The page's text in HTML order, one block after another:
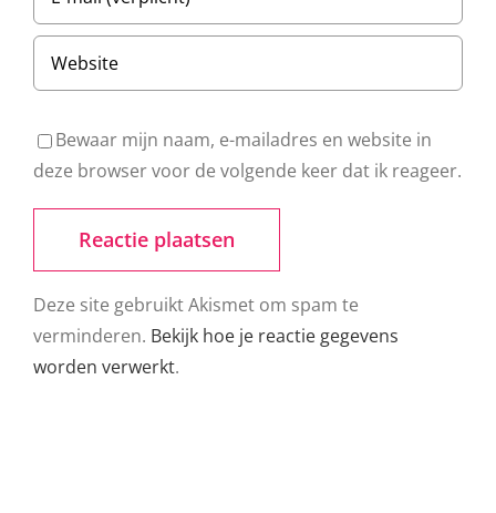
Bewaar mijn naam, e-mailadres en website in
deze browser voor de volgende keer dat ik reageer.
Deze site gebruikt Akismet om spam te
verminderen. Bekijk hoe je reactie gegevens
worden verwerkt.